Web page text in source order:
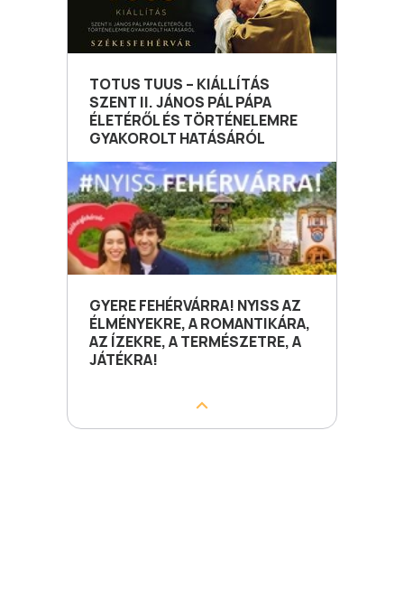
TOTUS TUUS – KIÁLLÍTÁS
SZENT II. JÁNOS PÁL PÁPA
ÉLETÉRŐL ÉS TÖRTÉNELEMRE
GYAKOROLT HATÁSÁRÓL
GYERE FEHÉRVÁRRA! NYISS AZ
ÉLMÉNYEKRE, A ROMANTIKÁRA,
AZ ÍZEKRE, A TERMÉSZETRE, A
JÁTÉKRA!